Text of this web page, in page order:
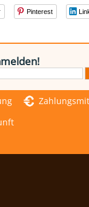
Pinterest